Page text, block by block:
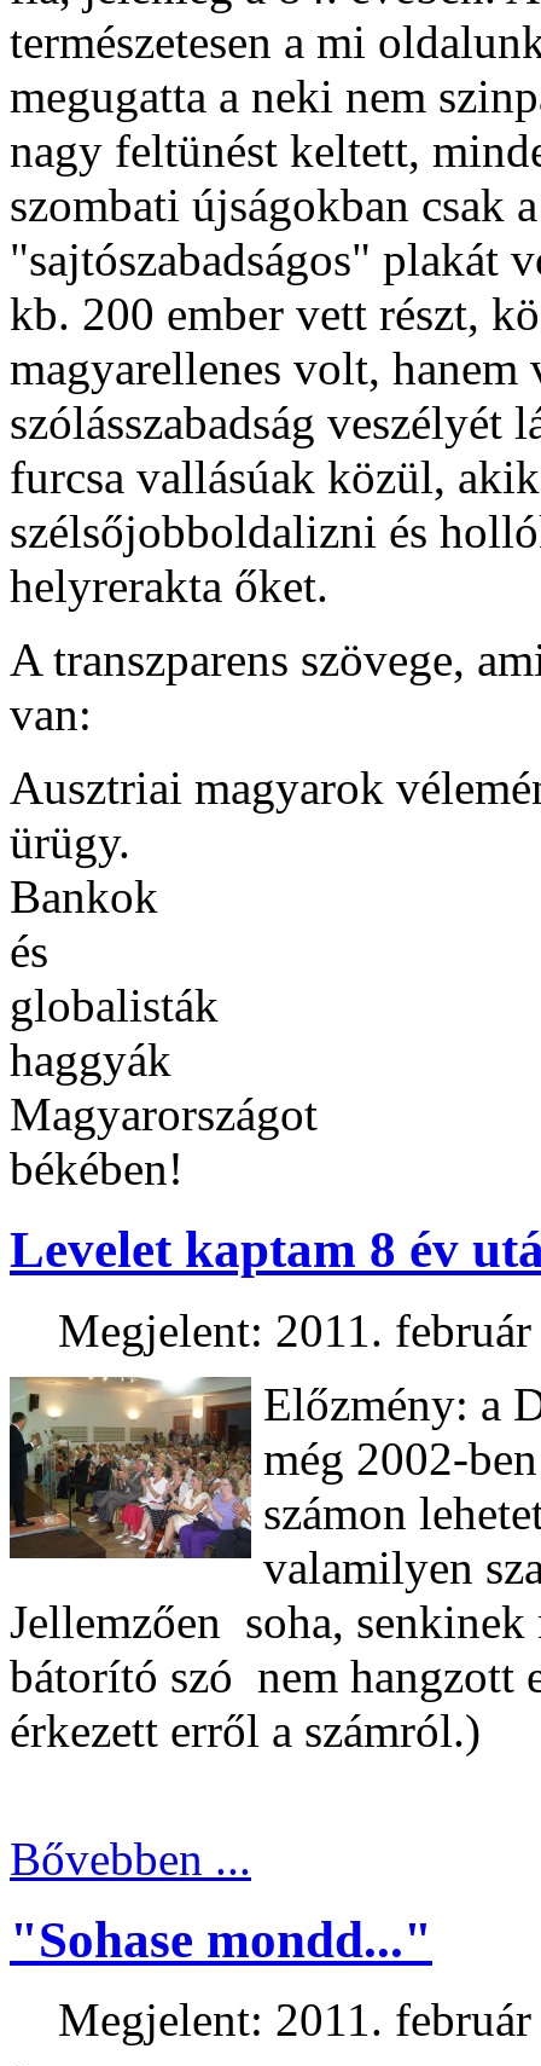
természetesen a mi
megugatta a neki nem
nagy feltünést keltett,
szombati újságokban csak
"sajtószabadságos" plakát
kb. 200 ember vett részt,
magyarellenes volt, hanem
szólásszabadság
furcsa vallásúak közül,
szélsőjobboldalizni és
helyrerakta őket.
A transzparens szövege,
van:
Ausztriai magyarok
ürügy.
Bankok
és
globalisták
haggyák
Magyarországot
békében!
Levelet kaptam 8 év
Megjelent: 2011.
Előzmény: a
még 2002-
számon
valamilyen
Jellemzően soha,
bátorító szó nem hangzott
érkezett erről a számról.)
Bővebben ...
"Sohase mondd..."
Megjelent: 2011.